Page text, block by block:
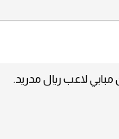
لاعب ريال مدريد.